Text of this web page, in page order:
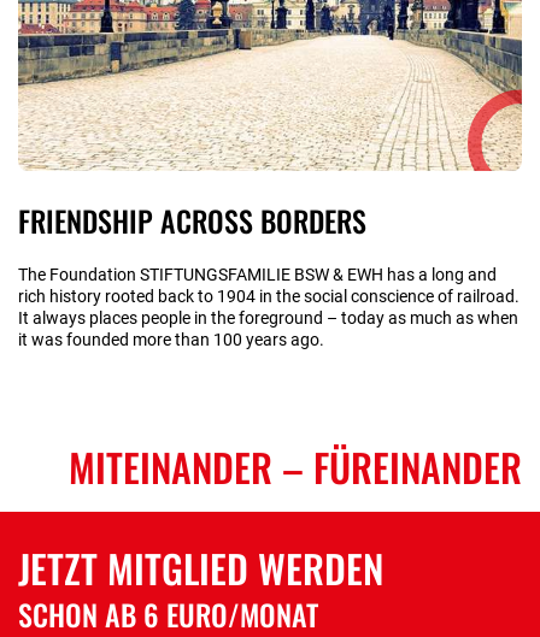
FRIENDSHIP ACROSS BORDERS
The Foundation STIFTUNGSFAMILIE BSW & EWH has a long and
rich history rooted back to 1904 in the social conscience of railroad.
It always places people in the foreground – today as much as when
it was founded more than 100 years ago.
MITEINANDER – FÜREINANDER
JETZT MITGLIED WERDEN
SCHON AB 6 EURO/MONAT